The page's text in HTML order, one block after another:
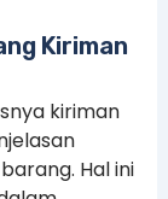
Kiriman
kiriman
Hal ini